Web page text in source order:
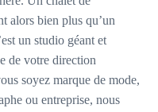
alors bien plus qu’un
un studio géant et
de votre direction
soyez marque de mode,
ou entreprise, nous